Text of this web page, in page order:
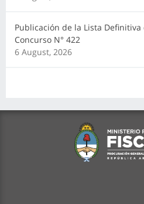
Publicación de la Lista Definitiva
Concurso N° 422
6 August, 2026